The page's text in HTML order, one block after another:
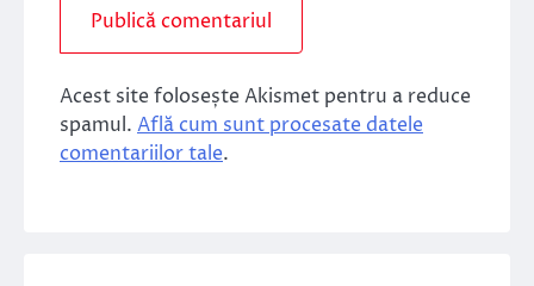
Acest site folosește Akismet pentru a reduce
spamul. Află cum sunt procesate datele
comentariilor tale.